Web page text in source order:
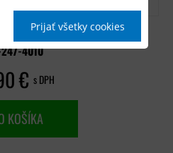
4010
€ s DPH
KOŠÍKA
Prijať všetky cookies